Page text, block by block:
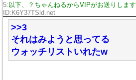
5: 以下、？ちゃんねるからVIPがお送りします
ID:K6Y37TSld.net
>>3
それはみようと思ってる
ウォッチリストいれたw